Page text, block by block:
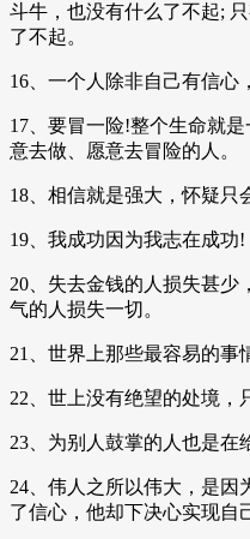
斗牛，也没有什么了不起;
了不起。
16、一个人除非自己有信心
17、要冒一险!整个生命就
意去做、愿意去冒险的人。
18、相信就是强大，怀疑只
19、我成功因为我志在成功!
20、失去金钱的人损失甚少
气的人损失一切。
21、世界上那些最容易的事
22、世上没有绝望的处境，
23、为别人鼓掌的人也是在
24、伟人之所以伟大，是因
了信心，他却下决心实现自